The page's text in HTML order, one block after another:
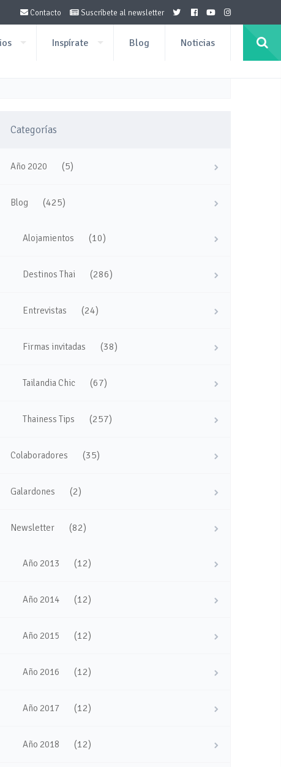
Contacto Suscríbete al newsletter
Inspírate Blog Noticias
Categorías
Año 2020 (5)
Blog (425)
Alojamientos (10)
Destinos Thai (286)
Entrevistas (24)
Firmas invitadas (38)
Tailandia Chic (67)
Thainess Tips (257)
Colaboradores (35)
Galardones (2)
Newsletter (82)
Año 2013 (12)
Año 2014 (12)
Año 2015 (12)
Año 2016 (12)
Año 2017 (12)
Año 2018 (12)